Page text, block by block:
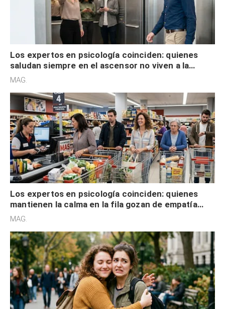
Los expertos en psicología coinciden: quienes
saludan siempre en el ascensor no viven a la
defensiva y tienen apertura social
MAG.
Los expertos en psicología coinciden: quienes
mantienen la calma en la fila gozan de empatía
cognitiva, gratitud y no solo tienen autocontrol
MAG.